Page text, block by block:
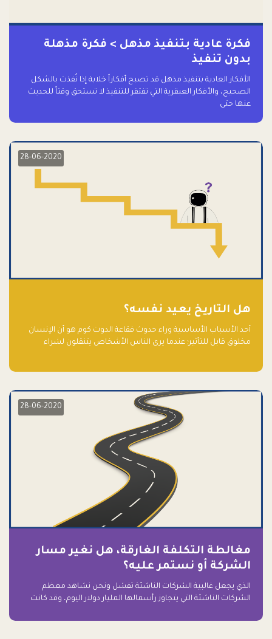
فكرة عادية بتنفيذ مذهل > فكرة مذهلة
بدون تنفيذ
الأفكار العادية بتنفيذ مذهل قد تصبح أفكاراً خلابة إذا نُفذت بالشكل
الصحيح، والأفكار العبقرية التي تفتقر للتنفيذ لا تستحق وقتاً للحديث
عنها حتى
28-06-2020
هل التاريخ يعيد نفسه؟
أحد الأسباب الأساسية وراء حدوث فقاعة الدوت كوم هو أن الإنسان
مخلوق قابل للتأثير؛ عندما يرى الناس الأشخاص يتنقلون لشراء
28-06-2020
مغالطة التكلفة الغارقة، هل نغير مسار
الشركة أو نستمر عليه؟
الذي يجعل غالبية الشركات الناشئة تفشل ونحن نشاهد معظم
الشركات الناشئة التي يتجاوز رأسمالها المليار دولار اليوم، وقد كانت